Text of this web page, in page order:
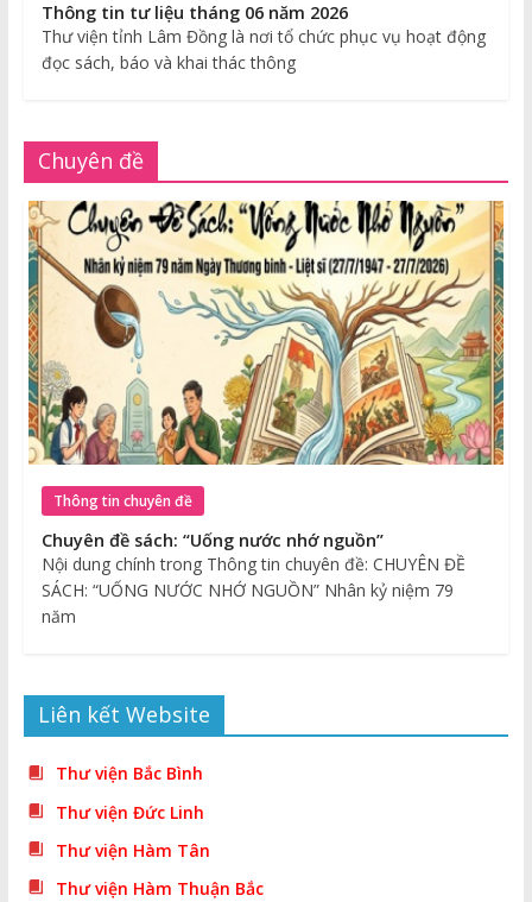
Thông tin tư liệu tháng 06 năm 2026
Thư viện tỉnh Lâm Đồng là nơi tổ chức phục vụ hoạt động
đọc sách, báo và khai thác thông
Chuyên đề
Thông tin chuyên đề
Chuyên đề sách: “Uống nước nhớ nguồn”
Nội dung chính trong Thông tin chuyên đề: CHUYÊN ĐỀ
SÁCH: “UỐNG NƯỚC NHỚ NGUỒN” Nhân kỷ niệm 79
năm
Liên kết Website
Thư viện Bắc Bình
Thư viện Đức Linh
Thư viện Hàm Tân
Thư viện Hàm Thuận Bắc